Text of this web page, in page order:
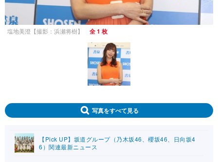
塩地美澄【撮影：浜瀬将樹】 全 1 枚
写真をすべて見る
【Pick UP】坂道グループ（乃木坂46、櫻坂46、日向坂4
6）関連最新ニュース